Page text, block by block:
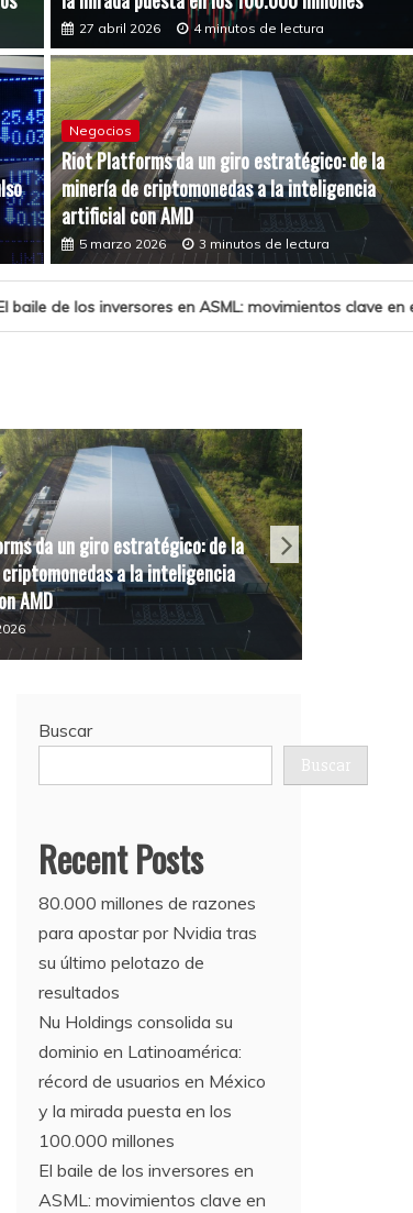
clave en el accionariado y pulso del mercado
27 abril 2026 4 minutos de lectura
Negocios
Riot Platforms da un giro estratégico: de la
minería de criptomonedas a la inteligencia
artificial con AMD
5 marzo 2026 3 minutos de lectura
movimientos clave en el accionariado y pulso del
da un giro estratégico: de la
a la inteligencia
AMD
Buscar
Buscar
Recent Posts
80.000 millones de razones
para apostar por Nvidia tras
su último pelotazo de
resultados
Nu Holdings consolida su
dominio en Latinoamérica:
récord de usuarios en México
y la mirada puesta en los
100.000 millones
El baile de los inversores en
ASML: movimientos clave en